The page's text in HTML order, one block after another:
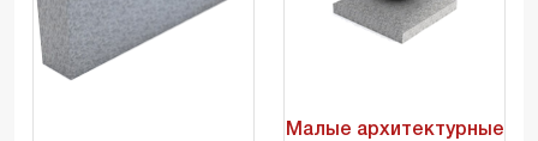
Малые архитектурные